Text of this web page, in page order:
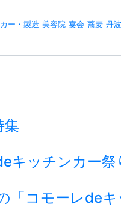
ー・製造 美容院 宴会 蕎麦 丹
集
ッチンカー祭
「コモーレdeキ